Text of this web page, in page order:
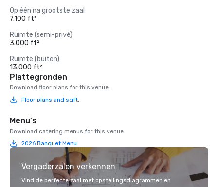
Op één na grootste zaal
7.100 ft²
Ruimte (semi-privé)
3.000 ft²
Ruimte (buiten)
13.000 ft²
Plattegronden
Download floor plans for this venue.
Floor plans and sqft.
Menu's
Download catering menus for this venue.
2026 Banquet Menu
Vergaderzalen verkennen
Vind de perfecte zaal met opstellingsdiagrammen en